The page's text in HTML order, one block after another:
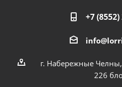
+7
г. Набережные Челны,
226